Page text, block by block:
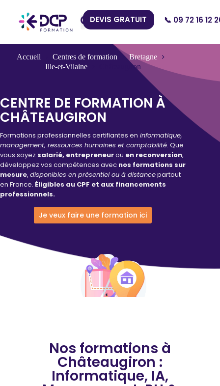
DEVIS GRATUIT 📞 09 72 16 12
Accueil Centres de formation
Bretagne
Ille-et-Vilaine
Châteaugiron
CENTRE DE FORMATION À
CHÂTEAUGIRON
Formations professionnelles certifiantes en informatique,
management, ressources humaines et comptabilité. Que
vous soyez salarié, entrepreneurou en reconversion,
développez vos compétences avec nos formations sur
mesure, disponibles en présentiel ou à distancepartout
en France. Éligibles au CPF et aux financements
professionnels.
Je veux faire une formation ici
Nos formations à
Châteaugiron :
Informatique, IA,